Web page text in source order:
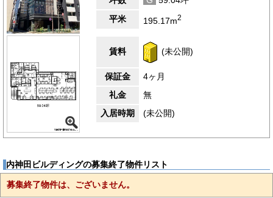
平米
195.17m2
賃料 (未公開)
保証金
4ヶ月
礼金
無
入居時期
(未公開)
内神田ビルディングの募集終了物件リスト
募集終了物件は、ございません。